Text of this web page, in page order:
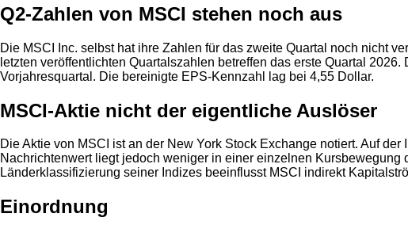
Q2-Zahlen von MSCI stehen noch aus
Die MSCI Inc. selbst hat ihre Zahlen für das zweite Quartal noch nicht
letzten veröffentlichten Quartalszahlen betreffen das erste Quartal
Vorjahresquartal. Die bereinigte EPS-Kennzahl lag bei 4,55 Dollar.
MSCI-Aktie nicht der eigentliche Auslöser
Die Aktie von MSCI ist an der New York Stock Exchange notiert. Auf
Nachrichtenwert liegt jedoch weniger in einer einzelnen
Länderklassifizierung seiner Indizes beeinflusst MSCI indirekt
Einordnung